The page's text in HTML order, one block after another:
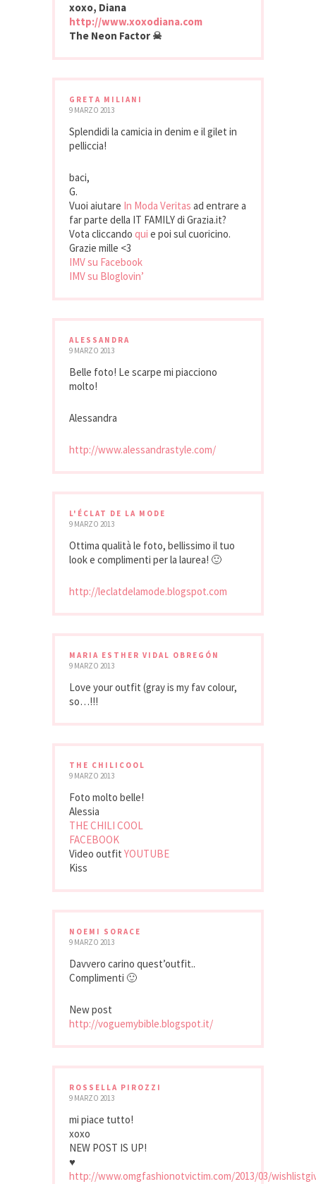
xoxo, Diana
http://www.xoxodiana.com
The Neon Factor ☠
GRETA MILIANI
9 MARZO 2013
Splendidi la camicia in denim e il gilet in
pelliccia!
baci,
G.
Vuoi aiutare In Moda Veritas ad entrare a
far parte della IT FAMILY di Grazia.it?
Vota cliccando qui e poi sul cuoricino.
Grazie mille <3
IMV su Facebook
IMV su Bloglovin’
ALESSANDRA
9 MARZO 2013
Belle foto! Le scarpe mi piacciono
molto!
Alessandra
http://www.alessandrastyle.com/
L'ÉCLAT DE LA MODE
9 MARZO 2013
Ottima qualità le foto, bellissimo il tuo
look e complimenti per la laurea! 🙂
http://leclatdelamode.blogspot.com
MARIA ESTHER VIDAL OBREGÓN
9 MARZO 2013
Love your outfit (gray is my fav colour,
so…!!!
THE CHILICOOL
9 MARZO 2013
Foto molto belle!
Alessia
THE CHILI COOL
FACEBOOK
Video outfit YOUTUBE
Kiss
NOEMI SORACE
9 MARZO 2013
Davvero carino quest’outfit..
Complimenti 🙂
New post
http://voguemybible.blogspot.it/
ROSSELLA PIROZZI
9 MARZO 2013
mi piace tutto!
xoxo
NEW POST IS UP!
♥
http://www.omgfashionotvictim.com/2013/03/